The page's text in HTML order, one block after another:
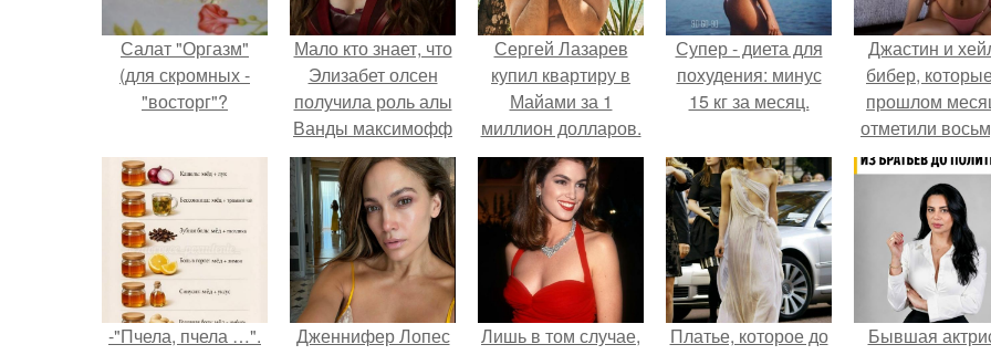
Салат "Оргазм"
(для скромных -
"восторг"?
Мало кто знает, что
Элизабет олсен
получила роль алы
Ванды максимофф
не сразу.
Сергей Лазарев
купил квартиру в
Майами за 1
миллион долларов.
Супер - диета для
похудения: минус
15 кг за месяц.
Джастин и
бибер,
прошлом
отметили
годовщину
помолвки,
новые фото
совместного
отдыха.
-"Пчела, пчела …".
Дженнифер Лопес
Лишь в том случае,
Платье, которое до
Бывшая